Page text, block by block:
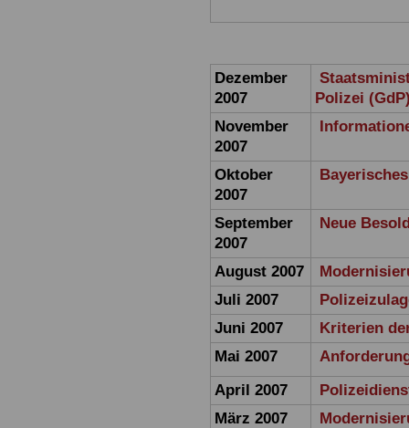
Dezember
2007
Polizei
November
2007
Oktober
2007
September
2007
Neue
August 2007
Juli 2007
Juni 2007
Kriterien
Mai 2007
April 2007
März 2007